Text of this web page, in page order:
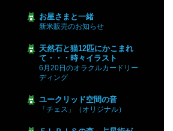
お星さまと一緒
新米販売のお知らせ
天然石と猫12匹にかこまれ
て・・・時々イラスト
6月20日のオラクルカードリー
ディング
ユークリッド空間の音
「チェス」（オリジナル）